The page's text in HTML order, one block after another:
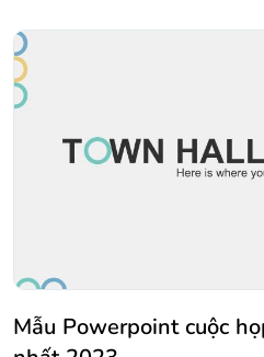
về trợ tử là gì, các kỹ thuật mà
thể truy cập nó hoặc tranh cãi
slide cung cấp một phong
kế để làm cho thông tin của
của bạn thành công.
Mẫu Powerpoint cuộc